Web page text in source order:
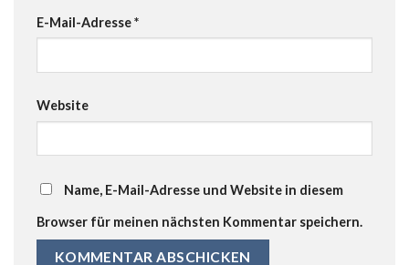
E-Mail-Adresse*
Website
Name, E-Mail-Adresse und Website in diesem
Browser für meinen nächsten Kommentar speichern.